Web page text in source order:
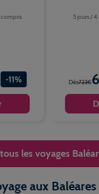
compris
-11%
5 jours /
Dès723€
les voyages
aux